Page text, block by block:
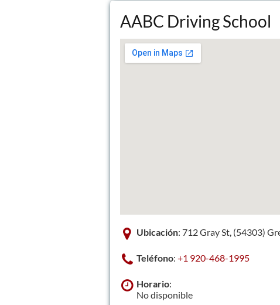
2-Hour Traditional Failure to
AABC Driving School
Ubicación: 712 Gray St, (54303)
Teléfono: +1 920-468-1995
Horario:
No disponible